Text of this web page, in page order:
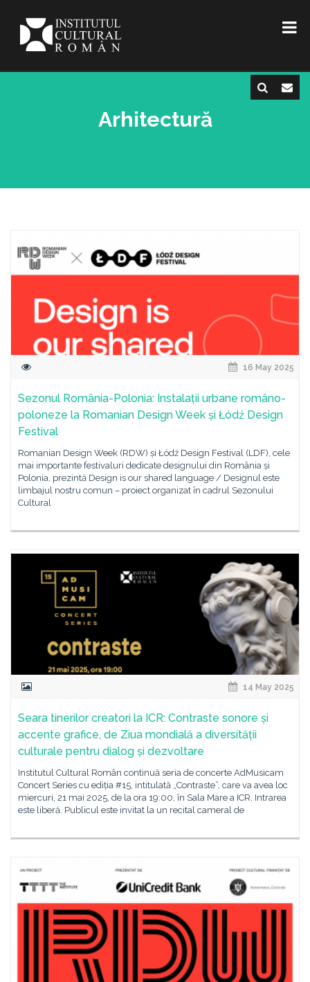
Arhitectură
16 May 2025
Sezonul România-Polonia: Instalații urbane româno-
poloneze la Romanian Design Week și Łódź Design
Festival
Romanian Design Week (RDW) și Łódź Design Festival (LDF), cele
mai importante festivaluri dedicate designului din România și
Polonia, prezintă Design is our shared language / Designul este
limbajul nostru comun – proiect organizat în cadrul Sezonului
Cultural
14 May 2025
Seara tinerilor creatori la ICR: Contraste sonore și
accente grafice, de Ziua mondială a diversității
culturale pentru dialog și dezvoltare
Institutul Cultural Român continuă seria de concerte AdMusicam
Concert Series cu ediția #15, intitulată „Contraste”, care va avea loc
miercuri, 21 mai 2025, de la ora 19:00, în Sala Mare a ICR. Intrarea
este liberă. Publicul este invitat la un recital cameral de